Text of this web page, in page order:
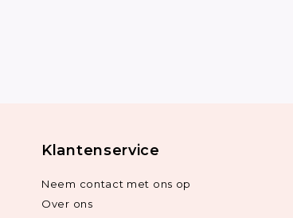
Klantenservice
Neem contact met ons op
Over ons